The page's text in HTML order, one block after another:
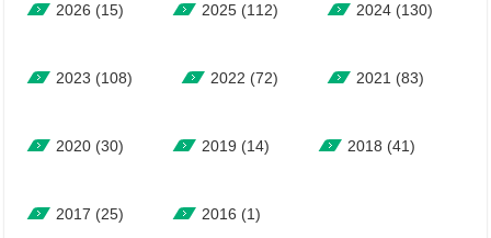
2026 (15) 2025 (112) 2024 (130)
2023 (108) 2022 (72) 2021 (83)
2020 (30) 2019 (14) 2018 (41)
2017 (25) 2016 (1)